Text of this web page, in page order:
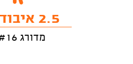
2.5 איבודים
מדורג #16